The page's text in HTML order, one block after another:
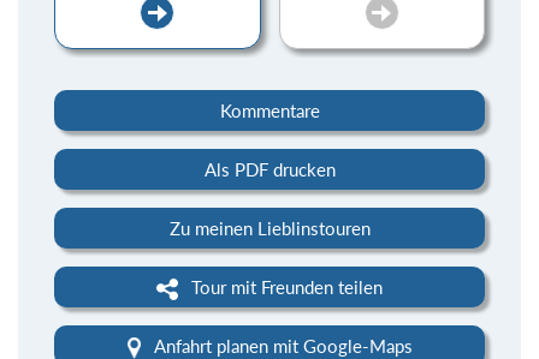
Kommentare
Als PDF drucken
Zu meinen Lieblinstouren
Tour mit Freunden teilen
Anfahrt planen mit Google-Maps